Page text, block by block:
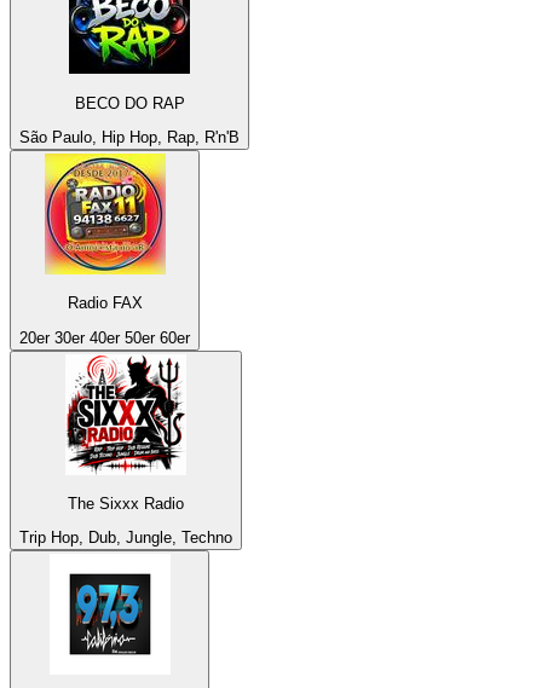
BECO DO RAP
São Paulo, Hip Hop, Rap, R'n'B
Radio FAX
20er 30er 40er 50er 60er
The Sixxx Radio
Trip Hop, Dub, Jungle, Techno